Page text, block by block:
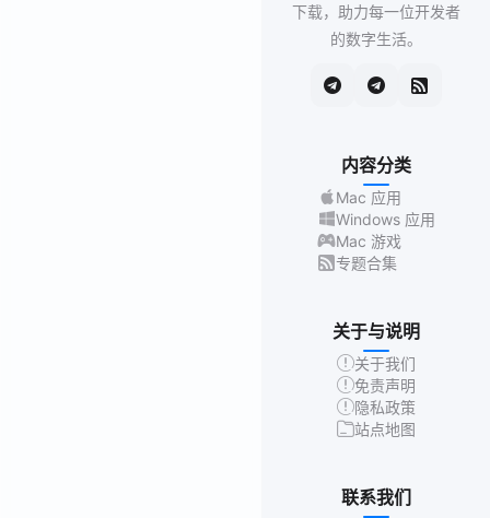
下载，助力每一位开发者
的数字生活。
内容分类
Mac 应用
Windows 应用
Mac 游戏
专题合集
关于与说明
关于我们
免责声明
隐私政策
站点地图
联系我们